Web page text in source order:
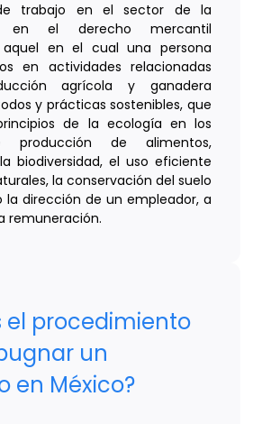
trabajo en el sector de la
en el derecho mercantil
en el cual una persona
en actividades relacionadas
agrícola y ganadera
y prácticas sostenibles, que
de la ecología en los
producción de alimentos,
biodiversidad, el uso eficiente
la conservación del suelo
la dirección de un empleador, a
remuneración.
el procedimiento
un
en México?